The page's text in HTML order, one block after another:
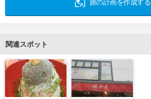
旅の計画を作成する
関連スポット